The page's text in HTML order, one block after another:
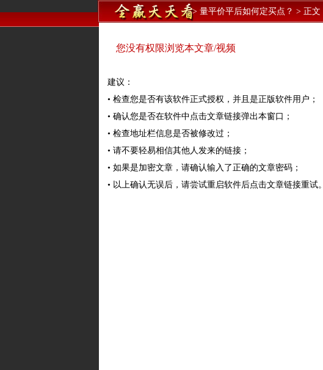
>量平价平后如何定买点？ >正文
您没有权限浏览本文章/视频
建议：
• 检查您是否有该软件正式授权，并且是正版软件用户；
• 确认您是否在软件中点击文章链接弹出本窗口；
• 检查地址栏信息是否被修改过；
• 请不要轻易相信其他人发来的链接；
• 如果是加密文章，请确认输入了正确的文章密码；
• 以上确认无误后，请尝试重启软件后点击文章链接重试。